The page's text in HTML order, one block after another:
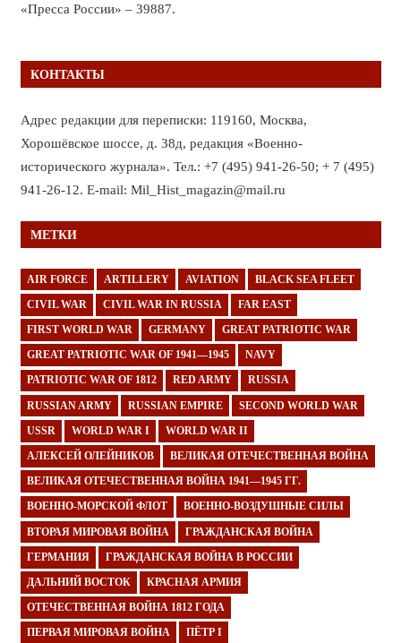
«Пресса России» – 39887.
КОНТАКТЫ
Адрес редакции для переписки: 119160, Москва,
Хорошёвское шоссе, д. 38д, редакция «Военно-
исторического журнала». Тел.: +7 (495) 941-26-50; + 7 (495)
941-26-12. E-mail: Mil_Hist_magazin@mail.ru
МЕТКИ
AIR FORCE ARTILLERY AVIATION BLACK SEA FLEET
CIVIL WAR CIVIL WAR IN RUSSIA FAR EAST
FIRST WORLD WAR GERMANY GREAT PATRIOTIC WAR
GREAT PATRIOTIC WAR OF 1941—1945 NAVY
PATRIOTIC WAR OF 1812 RED ARMY RUSSIA
RUSSIAN ARMY RUSSIAN EMPIRE SECOND WORLD WAR
USSR WORLD WAR I WORLD WAR II
АЛЕКСЕЙ ОЛЕЙНИКОВ ВЕЛИКАЯ ОТЕЧЕСТВЕННАЯ ВОЙНА
ВЕЛИКАЯ ОТЕЧЕСТВЕННАЯ ВОЙНА 1941—1945 ГГ.
ВОЕННО-МОРСКОЙ ФЛОТ ВОЕННО-ВОЗДУШНЫЕ СИЛЫ
ВТОРАЯ МИРОВАЯ ВОЙНА ГРАЖДАНСКАЯ ВОЙНА
ГЕРМАНИЯ ГРАЖДАНСКАЯ ВОЙНА В РОССИИ
ДАЛЬНИЙ ВОСТОК КРАСНАЯ АРМИЯ
ОТЕЧЕСТВЕННАЯ ВОЙНА 1812 ГОДА
ПЕРВАЯ МИРОВАЯ ВОЙНА ПЁТР I